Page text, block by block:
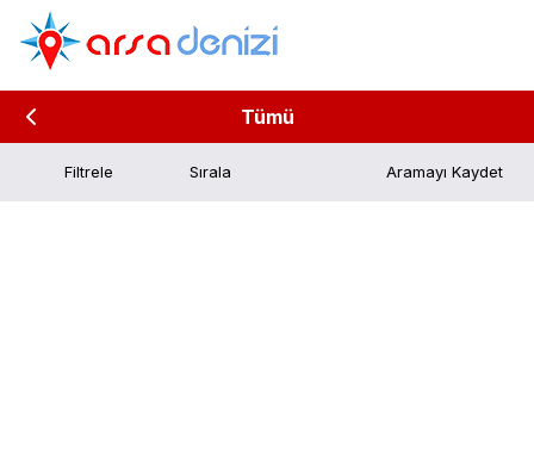
Tümü
Filtrele Aramayı Kaydet